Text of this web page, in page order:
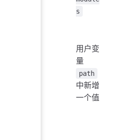
s
用户变
量
path
中新增
一个值